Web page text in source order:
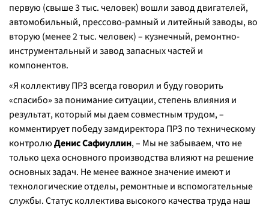
первую (свыше 3 тыс. человек) вошли завод двигателей,
автомобильный, прессово-рамный и литейный заводы, во
вторую (менее 2 тыс. человек) – кузнечный, ремонтно-
инструментальный и завод запасных частей и
компонентов.
«Я коллективу ПРЗ всегда говорил и буду говорить
«спасибо» за понимание ситуации, степень влияния и
результат, который мы даем совместным трудом, –
комментирует победу замдиректора ПРЗ по техническому
контролюДенис Сафиуллин, – Мы не забываем, что не
только цеха основного производства влияют на решение
основных задач. Не менее важное значение имеют и
технологические отделы, ремонтные и вспомогательные
службы. Статус коллектива высокого качества труда наш